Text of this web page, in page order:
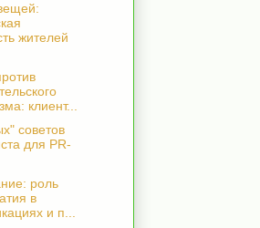
жителей
клиент...
советов
для PR-
роль
в
и п...